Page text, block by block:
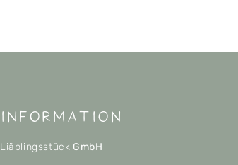
Information
Liäblingsstück GmbH